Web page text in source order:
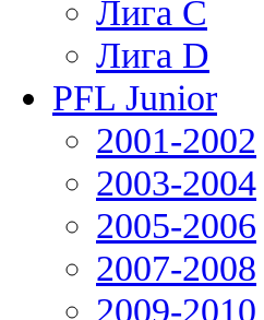
Лига С
Лига D
PFL Junior
2001-2002
2003-2004
2005-2006
2007-2008
2009-2010